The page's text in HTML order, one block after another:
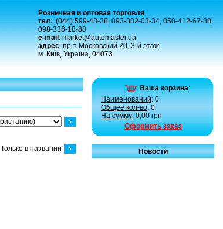
Розничная и оптовая торговля
тел.: (044) 599-43-28, 093-382-03-34, 050-412-67-88,
098-336-18-88
e-mail :market@automaster.ua
адрес: пр-т Московский 20, 3-й этаж
м. Київ, Україна, 04073
Только в названии
Ваша корзина:
Наименований: 0
Общее кол-во: 0
На сумму: 0,00 грн
Оформить заказ
Новости